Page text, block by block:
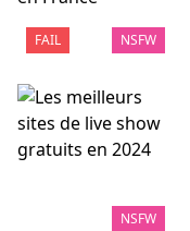
FAIL NSFW
NSFW